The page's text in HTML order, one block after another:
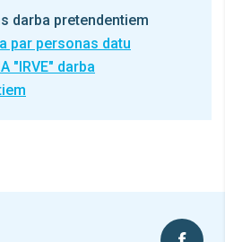
darba pretendentiem
par personas datu
"IRVE" darba